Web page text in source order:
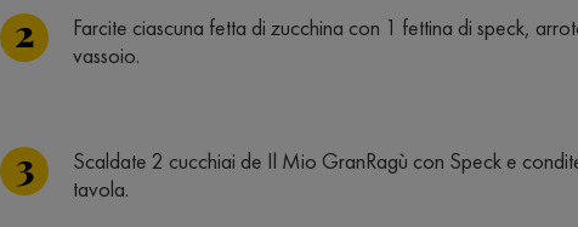
Farcite ciascuna fetta di zucchina con 1 fettina di speck,
vassoio.
Scaldate 2 cucchiai de Il Mio GranRagù con Speck e
tavola.